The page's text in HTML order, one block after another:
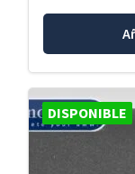
DISPONIBLE